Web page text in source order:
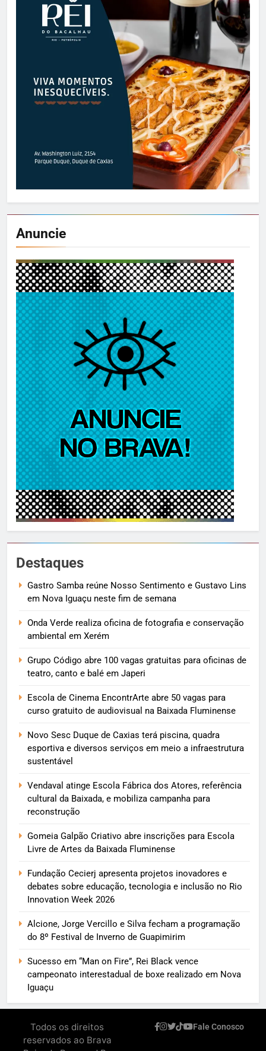
Anuncie
Destaques
Gastro Samba reúne Nosso Sentimento e Gustavo Lins
em Nova Iguaçu neste fim de semana
Onda Verde realiza oficina de fotografia e conservação
ambiental em Xerém
Grupo Código abre 100 vagas gratuitas para oficinas de
teatro, canto e balé em Japeri
Escola de Cinema EncontrArte abre 50 vagas para
curso gratuito de audiovisual na Baixada Fluminense
Novo Sesc Duque de Caxias terá piscina, quadra
esportiva e diversos serviços em meio a infraestrutura
sustentável
Vendaval atinge Escola Fábrica dos Atores, referência
cultural da Baixada, e mobiliza campanha para
reconstrução
Gomeia Galpão Criativo abre inscrições para Escola
Livre de Artes da Baixada Fluminense
Fundação Cecierj apresenta projetos inovadores e
debates sobre educação, tecnologia e inclusão no Rio
Innovation Week 2026
Alcione, Jorge Vercillo e Silva fecham a programação
do 8º Festival de Inverno de Guapimirim
Sucesso em “Man on Fire”, Rei Black vence
campeonato interestadual de boxe realizado em Nova
Iguaçu
Todos os direitos
reservados ao Brava
Fale Conosco